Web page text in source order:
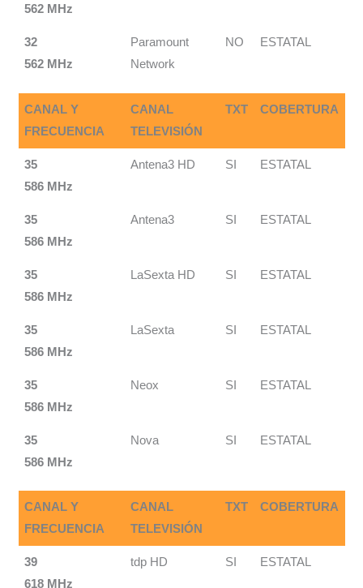
562 MHz
32
562 MHz
Paramount
Network
NO ESTATAL
CANAL Y
FRECUENCIA
CANAL
TELEVISIÓN
TXT COBERTURA
35
586 MHz
Antena3 HD SI ESTATAL
35
586 MHz
Antena3 SI ESTATAL
35
586 MHz
LaSexta HD SI ESTATAL
35
586 MHz
LaSexta SI ESTATAL
35
586 MHz
Neox SI ESTATAL
35
586 MHz
Nova SI ESTATAL
CANAL Y
FRECUENCIA
CANAL
TELEVISIÓN
TXT COBERTURA
39
618 MHz
tdp HD SI ESTATAL